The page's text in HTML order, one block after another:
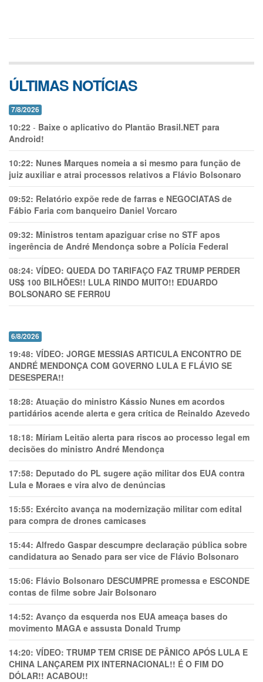
ÚLTIMAS NOTÍCIAS
7/8/2026
10:22 - Baixe o aplicativo do Plantão Brasil.NET para
Android!
10:22: Nunes Marques nomeia a si mesmo para função de
juiz auxiliar e atrai processos relativos a Flávio Bolsonaro
09:52: Relatório expõe rede de farras e NEGOCIATAS de
Fábio Faria com banqueiro Daniel Vorcaro
09:32: Ministros tentam apaziguar crise no STF apos
ingerência de André Mendonça sobre a Polícia Federal
08:24: VÍDEO: QUEDA DO TARIFAÇO FAZ TRUMP PERDER
US$ 100 BILHÕES!! LULA RINDO MUITO!! EDUARDO
BOLSONARO SE FERR0U
6/8/2026
19:48: VÍDEO: JORGE MESSIAS ARTICULA ENCONTRO DE
ANDRÉ MENDONÇA COM GOVERNO LULA E FLÁVIO SE
DESESPERA!!
18:28: Atuação do ministro Kássio Nunes em acordos
partidários acende alerta e gera crítica de Reinaldo Azevedo
18:18: Míriam Leitão alerta para riscos ao processo legal em
decisões do ministro André Mendonça
17:58: Deputado do PL sugere ação militar dos EUA contra
Lula e Moraes e vira alvo de denúncias
15:55: Exército avança na modernização militar com edital
para compra de drones camicases
15:44: Alfredo Gaspar descumpre declaração pública sobre
candidatura ao Senado para ser vice de Flávio Bolsonaro
15:06: Flávio Bolsonaro DESCUMPRE promessa e ESCONDE
contas de filme sobre Jair Bolsonaro
14:52: Avanço da esquerda nos EUA ameaça bases do
movimento MAGA e assusta Donald Trump
14:20: VÍDEO: TRUMP TEM CRlSE DE PÂNlCO APÓS LULA E
CHINA LANÇAREM PIX INTERNACIONAL!! É O FIM DO
DÓLAR!! ACABOU!!